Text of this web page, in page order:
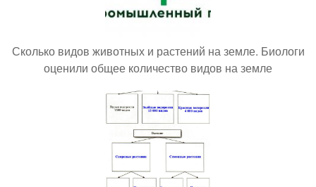
Сколько видов животных и растений на земле. Биологи
оценили общее количество видов на земле